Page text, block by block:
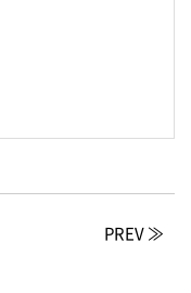
PREV ≫